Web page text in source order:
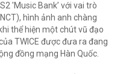
'Music Bank’ với vai trò
hình ảnh anh chàng
thể hiện một chút vũ đạo
TWICE được đưa ra đang
đồng mạng Hàn Quốc.